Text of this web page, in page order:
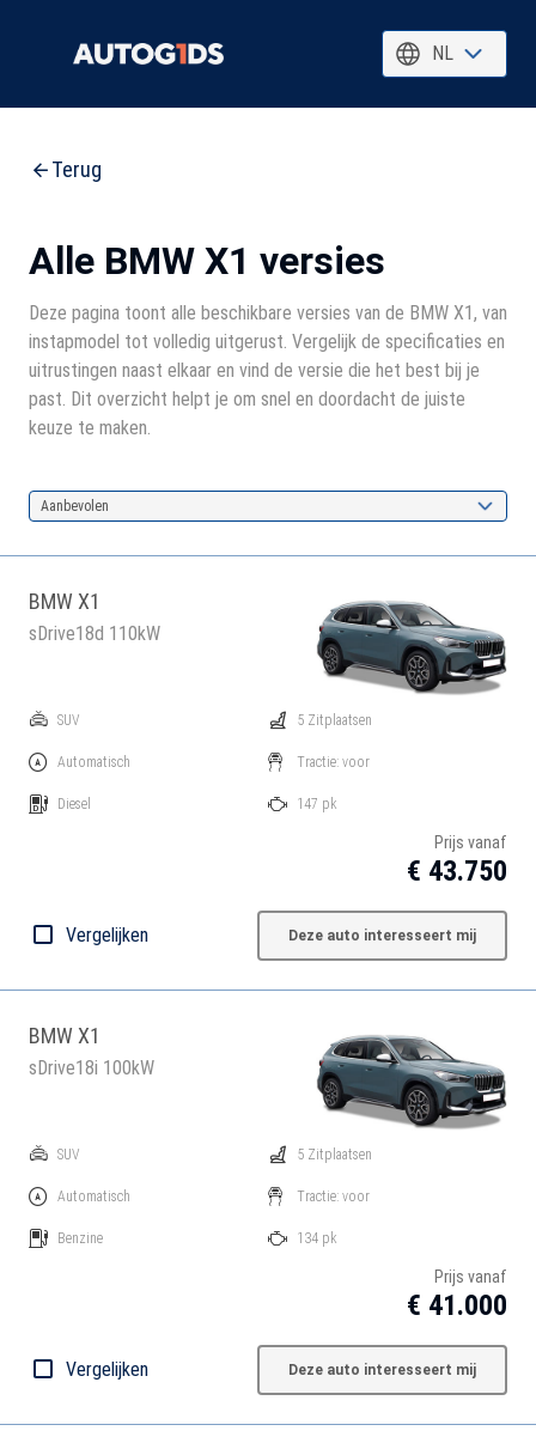
NL
Terug
Alle BMW X1 versies
Deze pagina toont alle beschikbare versies van de BMW X1, van
instapmodel tot volledig uitgerust. Vergelijk de specificaties en
uitrustingen naast elkaar en vind de versie die het best bij je
past. Dit overzicht helpt je om snel en doordacht de juiste
keuze te maken.
Aanbevolen
BMW X1
sDrive18d 110kW
SUV
Automatisch
Diesel
5 Zitplaatsen
Tractie: voor
147 pk
Prijs vanaf
€ 43.750
Vergelijken Deze auto interesseert mij
BMW X1
sDrive18i 100kW
SUV
Automatisch
Benzine
5 Zitplaatsen
Tractie: voor
134 pk
Prijs vanaf
€ 41.000
Vergelijken Deze auto interesseert mij